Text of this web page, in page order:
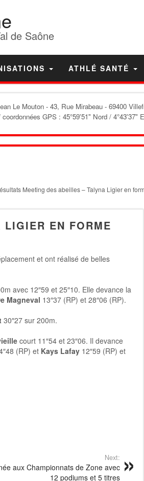
de Saône
ATHLÉ SANTÉ
Le Mouton - 43, Rue Mirabeau - 69400
GPS : 45°59'51" Nord / 4°43'37"
Meeting des abeilles – Talyna Ligier en
LIGIER EN FORME
et ont réalisé de belles
avec 12″59 et 25″10. Elle devance la
Magneval 13″37 (RP) et 28″06 (RP).
30″27 sur 200m.
court 11″54 et 23″06. Il devance
(RP) et Kays Lafay 12″59 (RP) et
Next:
aux Championnats de Zone avec
12 podiums et 5 titres